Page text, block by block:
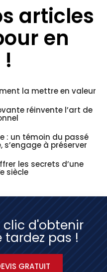
articles
en
la mettre en valeur
réinvente l’art de
: un témoin du passé
s’engage à préserver
les secrets d’une
siècle
clic d'obtenir
tardez pas !
GRATUIT